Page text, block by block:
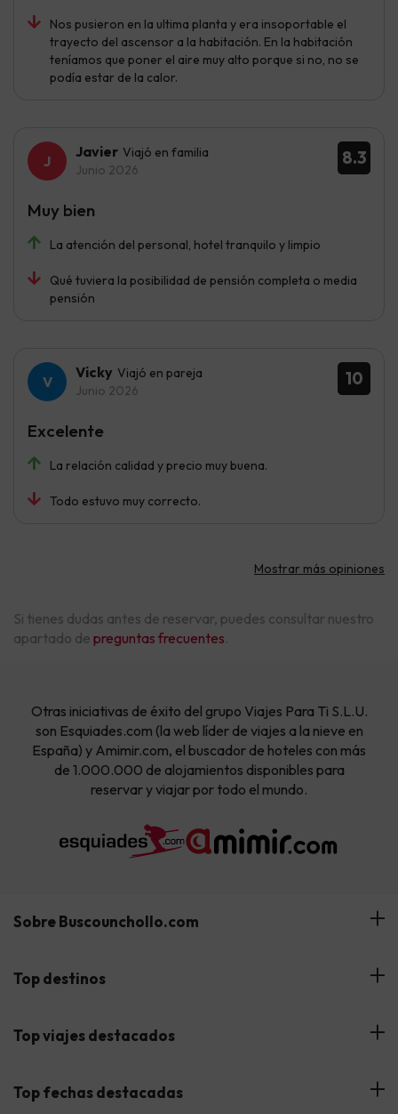
Nos pusieron en la ultima planta y era insoportable el
trayecto del ascensor a la habitación. En la habitación
teníamos que poner el aire muy alto porque si no, no se
podía estar de la calor.
8.3
Javier Viajó en familia
Junio 2026
La atención del personal, hotel tranquilo y limpio
Qué tuviera la posibilidad de pensión completa o media
pensión
Muy bien
10
Vicky Viajó en pareja
Junio 2026
La relación calidad y precio muy buena.
Todo estuvo muy correcto.
Excelente
Mostrar más opiniones
Si tienes dudas antes de reservar, puedes consultar nuestro
apartado de preguntas frecuentes.
Otras iniciativas de éxito del grupo Viajes Para Ti S.L.U.
son Esquiades.com (la web líder de viajes a la nieve en
España) y Amimir.com, el buscador de hoteles con más
de 1.000.000 de alojamientos disponibles para
reservar y viajar por todo el mundo.
Sobre Buscounchollo.com
¿Quiénes somos?
Buscounchollo en los medios
Top destinos
Hoteles Andalucía
Hoteles Cataluña
Top viajes destacados
Viajes con Niños
Top fechas destacadas